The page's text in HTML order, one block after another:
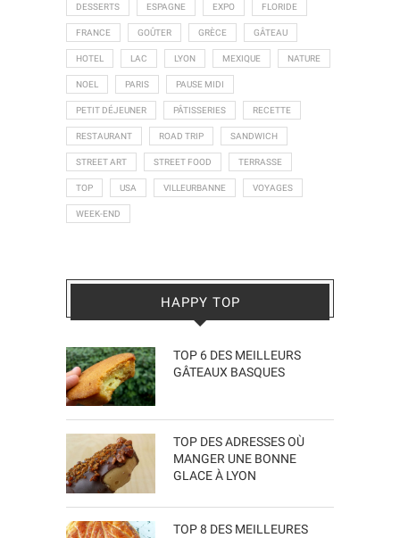
DESSERTS ESPAGNE EXPO FLORIDE
FRANCE GOÛTER GRÈCE GÂTEAU
HOTEL LAC LYON MEXIQUE NATURE
NOEL PARIS PAUSE MIDI
PETIT DÉJEUNER PÂTISSERIES RECETTE
RESTAURANT ROAD TRIP SANDWICH
STREET ART STREET FOOD TERRASSE
TOP USA VILLEURBANNE VOYAGES
WEEK-END
HAPPY TOP
TOP 6 DES MEILLEURS
GÂTEAUX BASQUES
TOP DES ADRESSES OÙ
MANGER UNE BONNE
GLACE À LYON
TOP 8 DES MEILLEURES